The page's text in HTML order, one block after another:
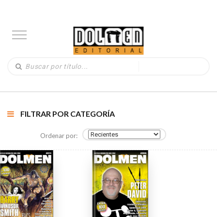
FILTRAR POR CATEGORÍA
Ordenar por: